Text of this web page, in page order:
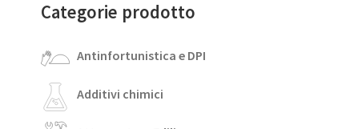
Categorie prodotto
Antinfortunistica e DPI
Additivi chimici